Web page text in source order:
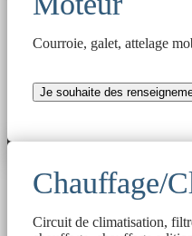
Courroie, galet, attelage
Je souhaite des
Chauffage/
Circuit de climatisation,